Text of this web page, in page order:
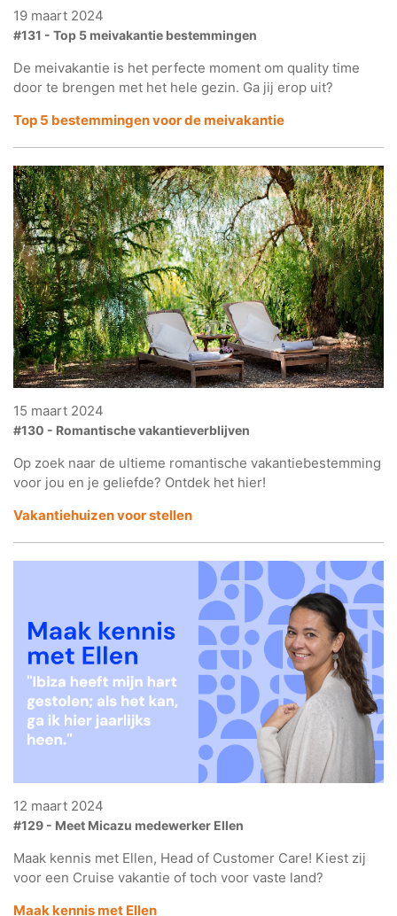
19 maart 2024
#131 - Top 5 meivakantie bestemmingen
De meivakantie is het perfecte moment om quality time
door te brengen met het hele gezin. Ga jij erop uit?
Top 5 bestemmingen voorde meivakantie
15 maart 2024
#130 - Romantische vakantieverblijven
Op zoek naar de ultieme romantische vakantiebestemming
voor jou en je geliefde? Ontdek het hier!
Vakantiehuizen voor stellen
12 maart 2024
#129 - Meet Micazu medewerker Ellen
Maak kennis met Ellen, Head of Customer Care! Kiest zij
voor een Cruise vakantie of toch voor vaste land?
Maak kennis met Ellen